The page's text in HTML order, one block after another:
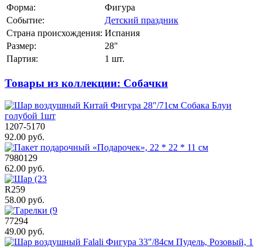
Форма:
Фигура
Событие:
Детский праздник
Страна происхождения: Испания
Размер:
28"
Партия:
1 шт.
Товары из коллекции: Собачки
1207-5170
92.00 руб.
7980129
62.00 руб.
R259
58.00 руб.
77294
49.00 руб.